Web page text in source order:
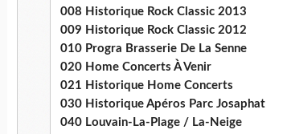
008 Historique Rock Classic 2013
009 Historique Rock Classic 2012
010 Progra Brasserie De La Senne
020 Home Concerts À Venir
021 Historique Home Concerts
030 Historique Apéros Parc Josaphat
040 Louvain-La-Plage / La-Neige